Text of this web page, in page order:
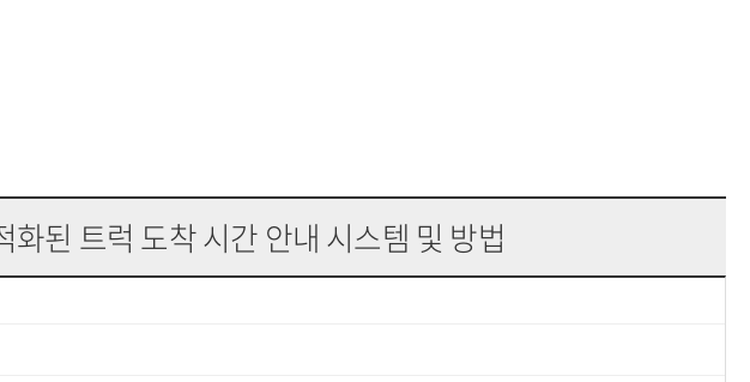
된 트럭 도착 시간 안내 시스템 및 방법